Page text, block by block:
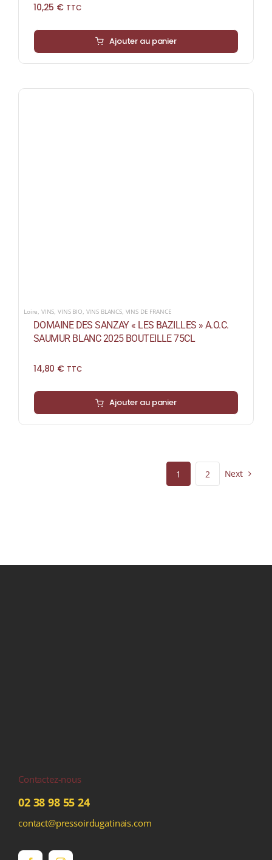
10,25 € TTC
Ajouter au panier
Loire, VINS,VINS BIO, VINS BLANCS, VINS DE FRANCE
DOMAINE DES SANZAY « LES BAZILLES » A.O.C.
SAUMUR BLANC 2025 BOUTEILLE 75CL
14,80 € TTC
Ajouter au panier
1 2 Next
Contactez-nous
02 38 98 55 24
contact@pressoirdugatinais.com